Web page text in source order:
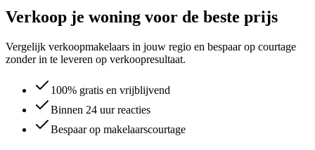
Verkoop je woning voor de beste prijs
Vergelijk verkoopmakelaars in jouw regio en bespaar op courtage
zonder in te leveren op verkoopresultaat.
100% gratis en vrijblijvend
Binnen 24 uur reacties
Bespaar op makelaarscourtage